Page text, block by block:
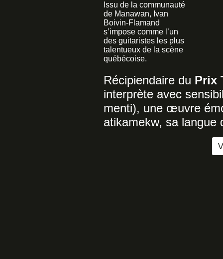
Issu de la communauté
de Manawan, Ivan
Boivin-Flamand
s’impose comme l’un
des guitaristes les plus
talentueux de la scène
québécoise.
Récipiendaire du Prix
interprète avec
menti), une œuvre
atikamekw, sa langue